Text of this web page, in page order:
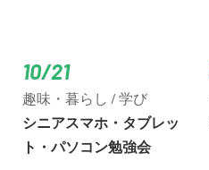
10/21
趣味・暮らし / 学び
シニアスマホ・タブレッ
ト・パソコン勉強会